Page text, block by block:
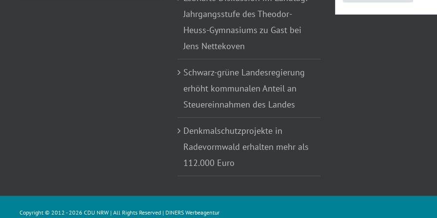
Jahrgangsstufe des Theodor-
Heuss-Gymnasiums zu Gast bei
Jens Nettekoven
Schwarz-grüne Landesregierung
erhöht kommunalen Anteil an
Steuereinnahmen des Landes
Denkmalschutzprojekte in
Radevormwald erhalten mehr als
112.000 Euro
Copyright © 2012 - 2026 CDU NRW | All Rights Reserved | DINERS Werbeagentur